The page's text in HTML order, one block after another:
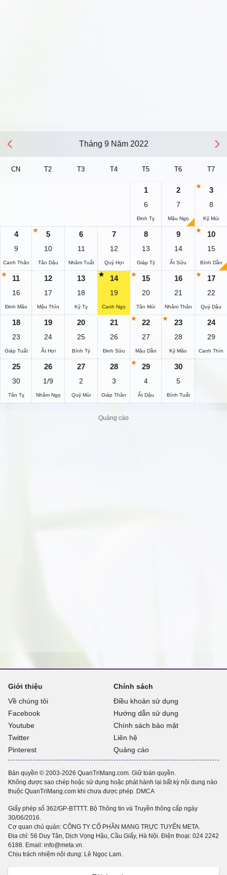
Tháng 9 Năm 2022
CN T2 T3 T4 T5 T6 T7
1
6
Đinh Tỵ
2
7
Mậu Ngọ
3
8
Kỷ Mùi
4
9
Canh Thân
5
10
Tân Dậu
6
11
Nhâm Tuất
7
12
Quý Hợi
8
13
Giáp Tý
9
14
Ất Sửu
10
15
Bính Dần
11
16
Đinh Mão
12
17
Mậu Thìn
13
18
Kỷ Tỵ
14
19
Canh Ngọ
15
20
Tân Mùi
16
21
Nhâm Thân
17
22
Quý Dậu
18
23
Giáp Tuất
19
24
Ất Hợi
20
25
Bính Tý
21
26
Đinh Sửu
22
27
Mậu Dần
23
28
Kỷ Mão
24
29
Canh Thìn
25
30
Tân Tỵ
26
1/9
Nhâm Ngọ
27
2
Quý Mùi
28
3
Giáp Thân
29
4
Ất Dậu
30
5
Bính Tuất
Giới thiệu
Về chúng tôi
Facebook
Youtube
Twitter
Pinterest
Chính sách
Điều khoản sử dụng
Hướng dẫn sử dụng
Chính sách bảo mật
Liên hệ
Quảng cáo
Bản quyền © 2003-2026 QuanTriMang.com. Giữ toàn quyền.
Không được sao chép hoặc sử dụng hoặc phát hành lại bất kỳ nội dung nào
thuộc QuanTriMang.com khi chưa được phép. DMCA
Giấy phép số 362/GP-BTTTT. Bộ Thông tin và Truyền thông cấp ngày
30/06/2016.
Cơ quan chủ quản: CÔNG TY CỔ PHẦN MẠNG TRỰC TUYẾN META.
Địa chỉ: 56 Duy Tân, Dịch Vọng Hậu, Cầu Giấy, Hà Nội. Điện thoại: 024 2242
6188. Email: info@meta.vn.
Chịu trách nhiệm nội dung: Lê Ngọc Lam.